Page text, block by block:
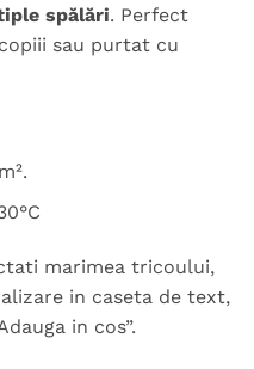
spălări. Perfect
sau purtat cu
marimea tricoului,
in caseta de text,
in cos”.